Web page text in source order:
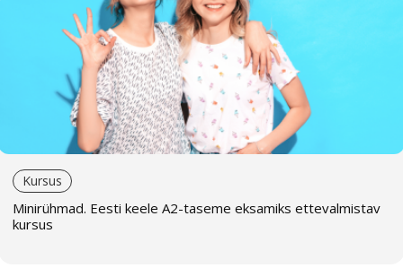
Kursus
Minirühmad. Eesti keele А2-taseme eksamiks ettevalmistav
kursus